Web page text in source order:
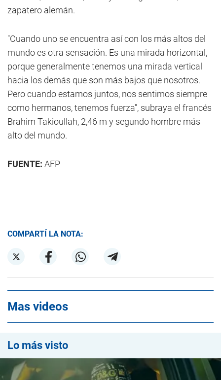
zapatero alemán.
"Cuando uno se encuentra así con los más altos del
mundo es otra sensación. Es una mirada horizontal,
porque generalmente tenemos una mirada vertical
hacia los demás que son más bajos que nosotros.
Pero cuando estamos juntos, nos sentimos siempre
como hermanos, tenemos fuerza", subraya el francés
Brahim Takioullah, 2,46 m y segundo hombre más
alto del mundo.
FUENTE: AFP
COMPARTÍ LA NOTA:
Mas videos
Lo más visto